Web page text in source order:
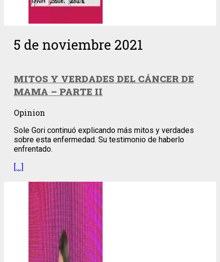
5 de noviembre 2021
MITOS Y VERDADES DEL CÁNCER DE
MAMA – PARTE II
Opinion
Sole Gori continuó explicando más mitos y verdades
sobre esta enfermedad. Su testimonio de haberlo
enfrentado.
[…]